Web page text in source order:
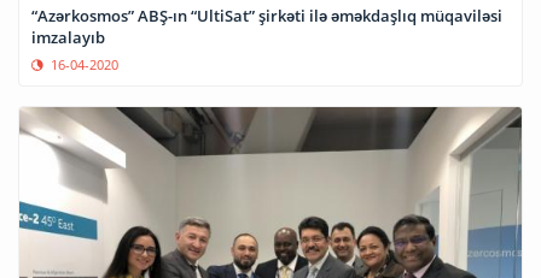
“Azərkosmos” ABŞ-ın “UltiSat” şirkəti ilə əməkdaşlıq müqaviləsi
imzalayıb
16-04-2020